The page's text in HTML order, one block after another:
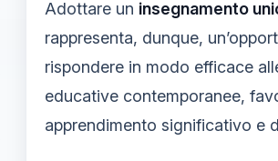
Adottare un insegnamento
rappresenta, dunque,
rispondere in modo efficace
educative contemporanee,
apprendimento significativo e